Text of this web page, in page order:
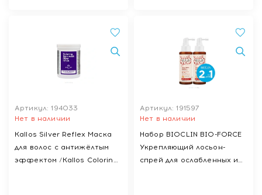
Артикул: 194033
Нет в наличии
Kallos Silver Reflex Маска
для волос с антижёлтым
эффектом /Kallos Coloring
Артикул: 191597
Нет в наличии
Набор BIOCLIN BIO-FORCE
Укрепляющий лосьон-
спрей для ослабленных и